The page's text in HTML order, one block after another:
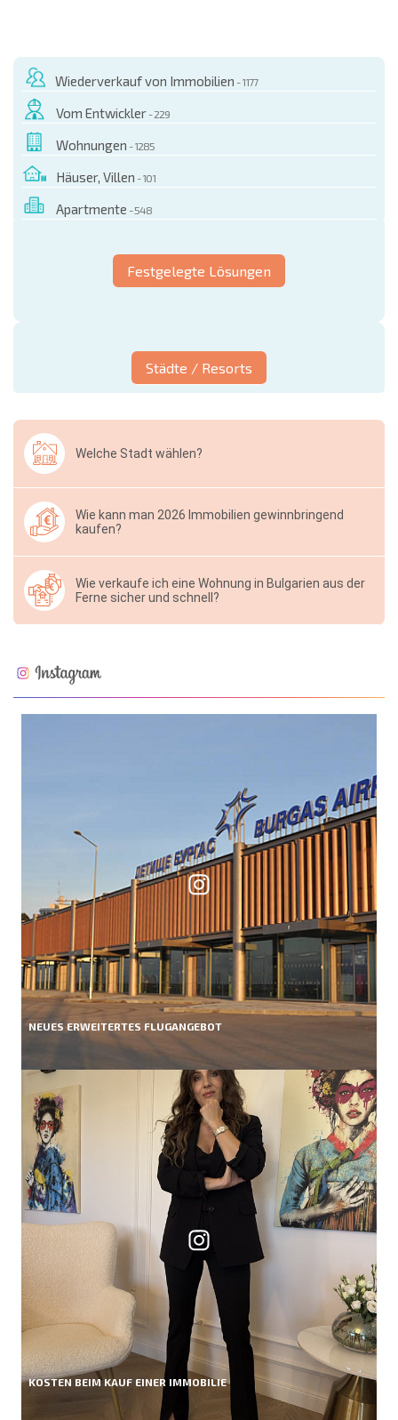
Wiederverkauf von Immobilien - 1177
Vom Entwickler - 229
Wohnungen - 1285
Häuser, Villen - 101
Apartmente - 548
Festgelegte Lösungen
Städte / Resorts
Welche Stadt wählen?
Wie kann man 2026 Immobilien gewinnbringend
kaufen?
Wie verkaufe ich eine Wohnung in Bulgarien aus der
Ferne sicher und schnell?
NEUES ERWEITERTES FLUGANGEBOT
KOSTEN BEIM KAUF EINER IMMOBILIE